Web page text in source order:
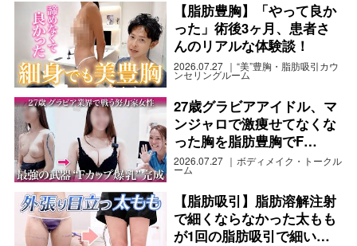
【脂肪豊胸】「やって良か
った」術後3ヶ月、患者さ
んのリアルな体験談！
2026.07.27 “美”豊胸・脂肪吸引カウ
ンセリングルーム
27歳グラビアアイドル、マ
ンジャロで激痩せてなくな
った胸を脂肪豊胸でF…
2026.07.27 ボディメイク・トークル
ーム
【脂肪吸引】脂肪溶解注射
で細くならなかった太もも
が1回の脂肪吸引で細い…